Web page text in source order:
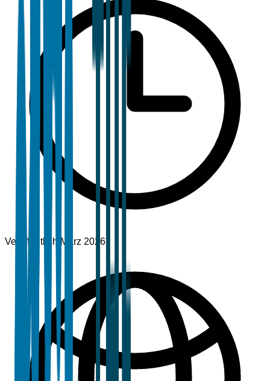
Veröffentlicht März 2026